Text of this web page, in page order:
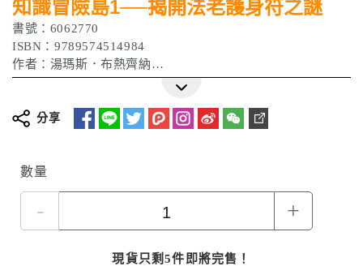
知識冒險島1──揭開法老護身符之謎
書號：6062770
ISBN：9789574514984
作者：湯瑪斯．布熱齊納
出版日期 : 2011/08/05
分享
數量
- +
現貨只剩5件即將完售！